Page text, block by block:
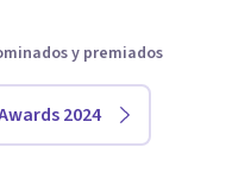
y premiados
2024